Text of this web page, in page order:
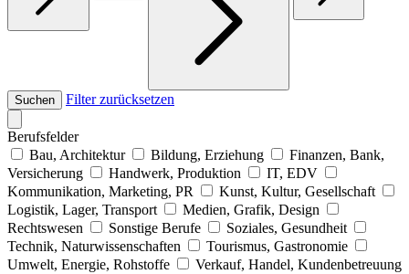
Suchen Filter zurücksetzen
Berufsfelder
Bau, Architektur
Bildung, Erziehung
Finanzen, Bank,
Versicherung
Handwerk, Produktion
IT, EDV
Kommunikation, Marketing, PR
Kunst, Kultur, Gesellschaft
Logistik, Lager, Transport
Medien, Grafik, Design
Rechtswesen
Sonstige Berufe
Soziales, Gesundheit
Technik, Naturwissenschaften
Tourismus, Gastronomie
Umwelt, Energie, Rohstoffe
Verkauf, Handel, Kundenbetreuung